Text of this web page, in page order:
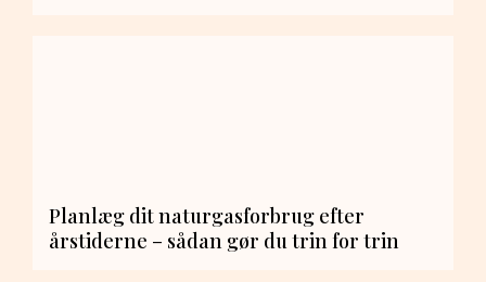
Planlæg dit naturgasforbrug efter
årstiderne – sådan gør du trin for trin